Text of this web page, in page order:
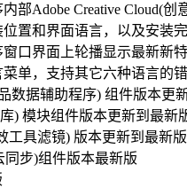
部Adobe Creative Cloud(创
置和界面语言，以及安装
口界面上轮播显示最新新
单，支持其它六种语言的
数据辅助程序) 组件版本更
) 模块组件版本更新到最新
工具滤镜) 版本更新到最新版
同步)组件版本最新版